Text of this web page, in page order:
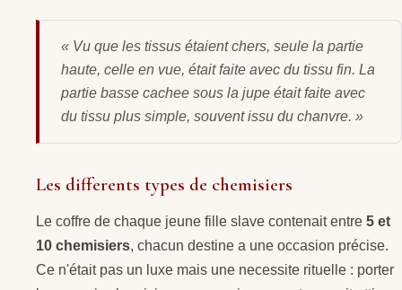
« Vu que les tissus étaient chers, seule la partie
haute, celle en vue, était faite avec du tissu fin. La
partie basse cachee sous la jupe était faite avec
du tissu plus simple, souvent issu du chanvre. »
Les differents types de chemisiers
Le coffre de chaque jeune fille slave contenait entre 5 et
10 chemisiers, chacun destine a une occasion précise.
Ce n'était pas un luxe mais une necessite rituelle : porter